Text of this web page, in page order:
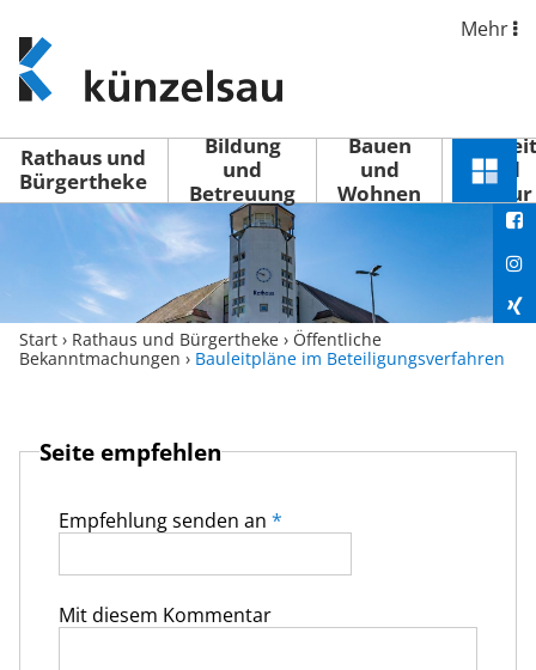
www.kuenzelsau.de
(zur
Startseite)
Mehr
Rathaus und
Bürgertheke
Bildung
und
Betreuung
Bauen
und
Wohnen
Freizeit
und
Kultur
Menü
Start › Rathaus und Bürgertheke › Öffentliche
Bekanntmachungen › Bauleitpläne im Beteiligungsverfahren
Seite empfehlen
Empfehlung senden an *
Mit diesem Kommentar